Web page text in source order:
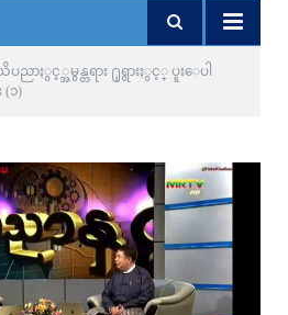
ညာႏွင့္အမွန္တရား ႐ုရွားႏွင့္ ပူးေပါ
(၁)